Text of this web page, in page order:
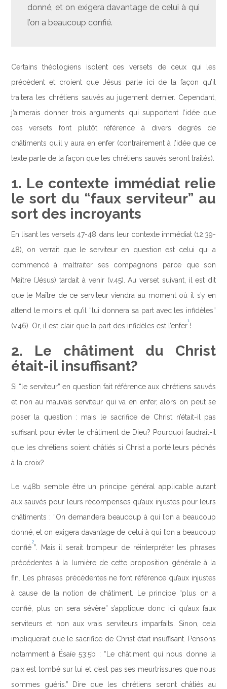
donné, et on exigera davantage de celui à qui
l’on a beaucoup confié.
Certains théologiens isolent ces versets de ceux qui les
précèdent et croient que Jésus parle ici de la façon qu’il
traitera les chrétiens sauvés au jugement dernier. Cependant,
j’aimerais donner trois arguments qui supportent l’idée que
ces versets font plutôt référence à divers degrés de
châtiments qu’il y aura en enfer (contrairement à l’idée que ce
texte parle de la façon que les chrétiens sauvés seront traités).
1. Le contexte immédiat relie
le sort du “faux serviteur” au
sort des incroyants
En lisant les versets 47-48 dans leur contexte immédiat (12:39-
48), on verrait que le serviteur en question est celui qui a
commencé à maltraiter ses compagnons parce que son
Maître (Jésus) tardait à venir (v.45). Au verset suivant, il est dit
que le Maître de ce serviteur viendra au moment où il s’y en
attend le moins et qu’il “lui donnera sa part avec les infidèles”
(v.46). Or, il est clair que la part des infidèles est l’enfer
1
!
2. Le châtiment du Christ
était-il insuffisant?
Si “le serviteur” en question fait référence aux chrétiens sauvés
et non au mauvais serviteur qui va en enfer, alors on peut se
poser la question : mais le sacrifice de Christ n’était-il pas
suffisant pour éviter le châtiment de Dieu? Pourquoi faudrait-il
que les chrétiens soient châtiés si Christ a porté leurs péchés
à la croix?
Le v.48b semble être un principe général applicable autant
aux sauvés pour leurs récompenses qu’aux injustes pour leurs
châtiments : “On demandera beaucoup à qui l’on a beaucoup
donné, et on exigera davantage de celui à qui l’on a beaucoup
confié
2
”. Mais il serait trompeur de réinterpréter les phrases
précédentes à la lumière de cette proposition générale à la
fin. Les phrases précédentes ne font référence qu’aux injustes
à cause de la notion de châtiment. Le principe “plus on a
confié, plus on sera sévère” s’applique donc ici qu’aux faux
serviteurs et non aux vrais serviteurs imparfaits. Sinon, cela
impliquerait que le sacrifice de Christ était insuffisant. Pensons
notamment à Ésaïe 53:5b : “Le châtiment qui nous donne la
paix est tombé sur lui et c’est pas ses meurtrissures que nous
sommes guéris.” Dire que les chrétiens seront châtiés au